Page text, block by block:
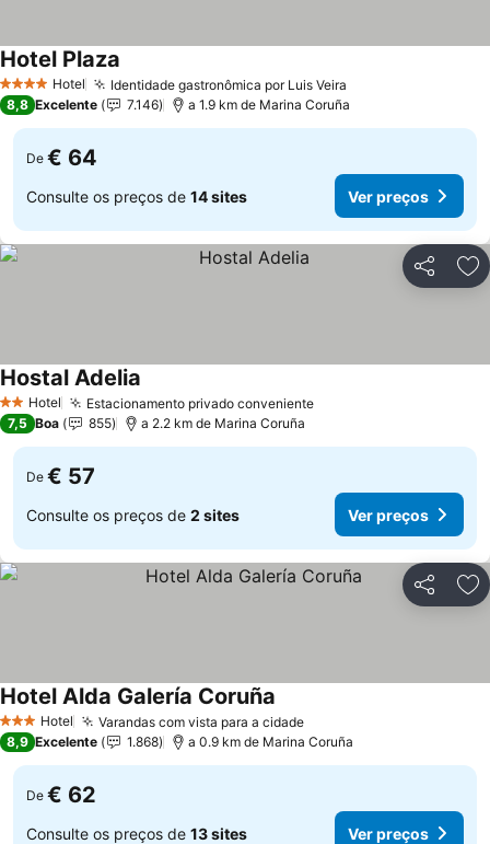
4 EstrelasHotel Identidade gastronômica por Luis Veira
Hotel Plaza
8,8 Excelente 7.146 a 1.9 km de Marina Coruña
De € 64
Consulte os preços de 14 sites Ver preços
Partilhar
2 Estrelas
Hotel Estacionamento privado conveniente
Hostal Adelia
7,5 Boa 855 a 2.2 km de Marina Coruña
De € 57
Consulte os preços de 2 sites Ver preços
Partilhar
3 EstrelasHotel Varandas com vista para a cidade
Hotel Alda Galería Coruña
8,9 Excelente 1.868 a 0.9 km de Marina Coruña
De € 62
Consulte os preços de 13 sites Ver preços